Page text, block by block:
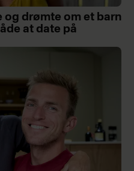
og drømte om et barn
at date på